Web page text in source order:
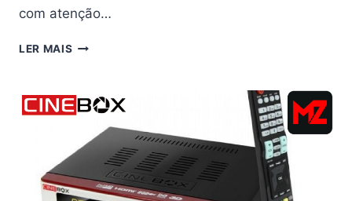
com atenção…
LER MAIS CINEBOX
ATUALIZAÇÃO
PROSHARE
V4.0.4
02/04/2026